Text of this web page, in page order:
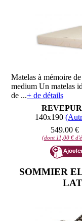
Matelas à mémoire
medium Un matelas
de ...+ de détails
140x190
549.00 €
(dont 11,00 €
SOMMIER